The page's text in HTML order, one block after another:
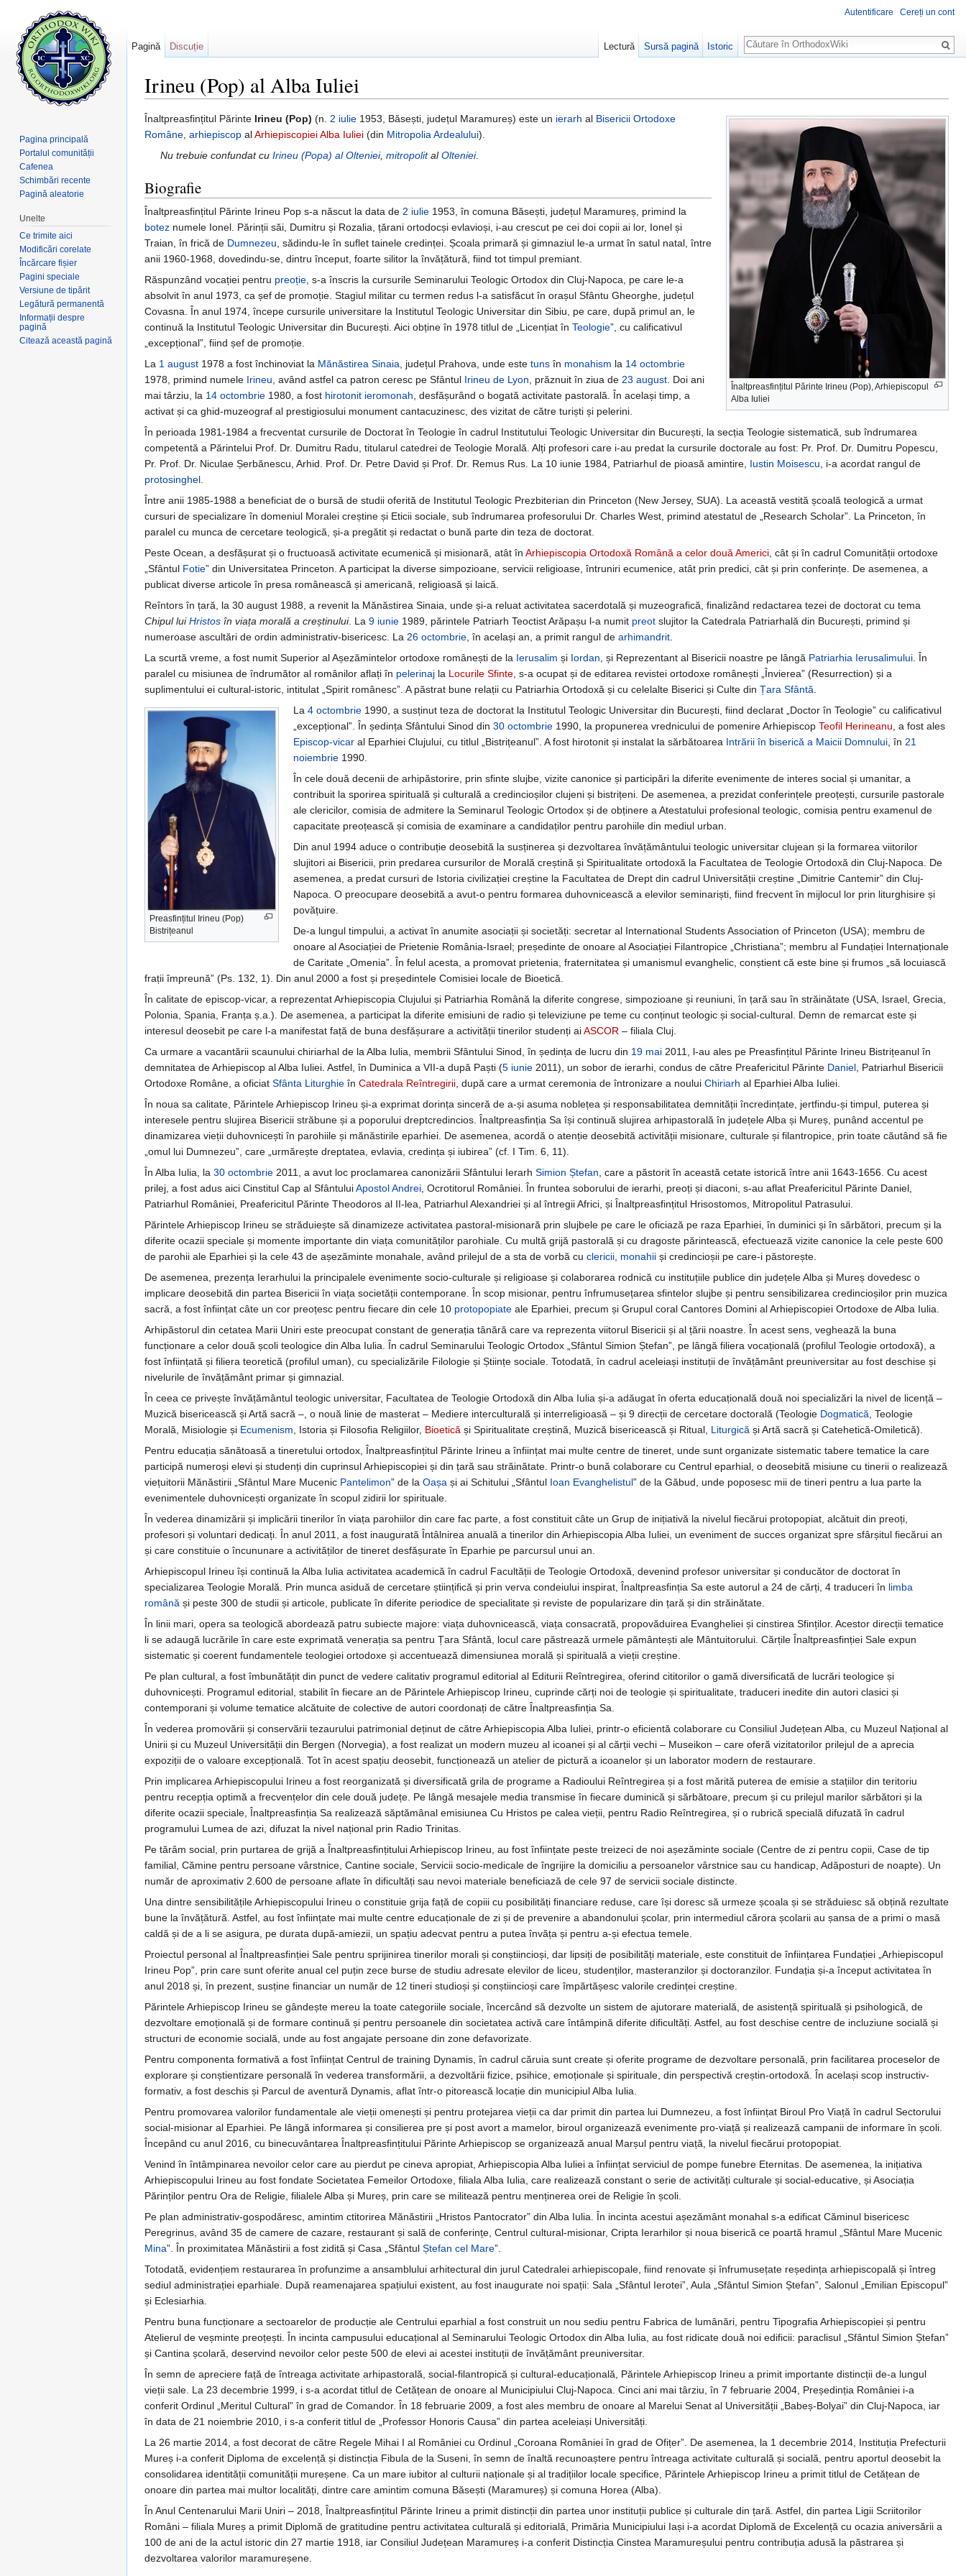
Irineu (Pop) al Alba Iuliei
Înaltpreasfințitul Părinte Irineu (Pop), Arhiepiscopul
Alba Iuliei
Înaltpreasfințitul Părinte Irineu (Pop) (n. 2 iulie 1953, Băsești, județul Maramureș) este un ierarh al Bisericii Ortodoxe
Române, arhiepiscop alArhiepiscopiei Alba Iuliei (din Mitropolia Ardealului).
Nu trebuie confundat cuIrineu (Popa) al Olteniei,mitropolitalOlteniei.
Biografie
Înaltpreasfințitul Părinte Irineu Pop s-a născut la data de 2 iulie 1953, în comuna Băsești, județul Maramureș, primind la
botez numele Ionel. Părinții săi, Dumitru și Rozalia, țărani ortodocși evlavioși, i-au crescut pe cei doi copii ai lor, Ionel și
Traian, în frică de Dumnezeu, sădindu-le în suflet tainele credinței. Școala primară și gimnaziul le-a urmat în satul natal, între
anii 1960-1968, dovedindu-se, dintru început, foarte silitor la învățătură, fiind tot timpul premiant.
Răspunzând vocației pentru preoție, s-a înscris la cursurile Seminarului Teologic Ortodox din Cluj-Napoca, pe care le-a
absolvit în anul 1973, ca șef de promoție. Stagiul militar cu termen redus l-a satisfăcut în orașul Sfântu Gheorghe, județul
Covasna. În anul 1974, începe cursurile universitare la Institutul Teologic Universitar din Sibiu, pe care, după primul an, le
continuă la Institutul Teologic Universitar din București. Aici obține în 1978 titlul de „Licențiat în Teologie”, cu calificativul
„excepțional”, fiind șef de promoție.
La 1 august 1978 a fost închinoviat la Mănăstirea Sinaia, județul Prahova, unde este tuns în monahism la 14 octombrie
1978, primind numele Irineu, având astfel ca patron ceresc pe Sfântul Irineu de Lyon, prăznuit în ziua de 23 august. Doi ani
mai târziu, la 14 octombrie 1980, a fost hirotonit ieromonah, desfășurând o bogată activitate pastorală. În același timp, a
activat și ca ghid-muzeograf al prestigiosului monument cantacuzinesc, des vizitat de către turiști și pelerini.
În perioada 1981-1984 a frecventat cursurile de Doctorat în Teologie în cadrul Institutului Teologic Universitar din București, la secția Teologie sistematică, sub îndrumarea
competentă a Părintelui Prof. Dr. Dumitru Radu, titularul catedrei de Teologie Morală. Alți profesori care i-au predat la cursurile doctorale au fost: Pr. Prof. Dr. Dumitru Popescu,
Pr. Prof. Dr. Niculae Șerbănescu, Arhid. Prof. Dr. Petre David și Prof. Dr. Remus Rus. La 10 iunie 1984, Patriarhul de pioasă amintire, Iustin Moisescu, i-a acordat rangul de
protosinghel.
Între anii 1985-1988 a beneficiat de o bursă de studii oferită de Institutul Teologic Prezbiterian din Princeton (New Jersey, SUA). La această vestită școală teologică a urmat
cursuri de specializare în domeniul Moralei creștine și Eticii sociale, sub îndrumarea profesorului Dr. Charles West, primind atestatul de „Research Scholar”. La Princeton, în
paralel cu munca de cercetare teologică, și-a pregătit și redactat o bună parte din teza de doctorat.
Peste Ocean, a desfășurat și o fructuoasă activitate ecumenică și misionară, atât în Arhiepiscopia Ortodoxă Română a celor două Americi, cât și în cadrul Comunității ortodoxe
„Sfântul Fotie” din Universitatea Princeton. A participat la diverse simpozioane, servicii religioase, întruniri ecumenice, atât prin predici, cât și prin conferințe. De asemenea, a
publicat diverse articole în presa românească și americană, religioasă și laică.
Reîntors în țară, la 30 august 1988, a revenit la Mănăstirea Sinaia, unde și-a reluat activitatea sacerdotală și muzeografică, finalizând redactarea tezei de doctorat cu tema
Chipul luiHristos în viața morală a creștinului. La 9 iunie 1989, părintele Patriarh Teoctist Arăpașu l-a numit preot slujitor la Catedrala Patriarhală din București, primind și
numeroase ascultări de ordin administrativ-bisericesc. La 26 octombrie, în același an, a primit rangul de arhimandrit.
La scurtă vreme, a fost numit Superior al Așezămintelor ortodoxe românești de la Ierusalim și Iordan, și Reprezentant al Bisericii noastre pe lângă Patriarhia Ierusalimului. În
paralel cu misiunea de îndrumător al românilor aflați în pelerinaj la Locurile Sfinte, s-a ocupat și de editarea revistei ortodoxe românești „Învierea” (Resurrection) și a
suplimentului ei cultural-istoric, intitulat „Spirit românesc”. A păstrat bune relații cu Patriarhia Ortodoxă și cu celelalte Biserici și Culte din Țara Sfântă.
Preasfințitul Irineu (Pop)
Bistrițeanul
La 4 octombrie1990, a susținut teza de doctorat la Institutul Teologic Universitar din București, fiind declarat „Doctor în Teologie” cu calificativul
„excepțional”. În ședința Sfântului Sinod din 30 octombrie1990, la propunerea vrednicului de pomenire Arhiepiscop Teofil Herineanu, a fost ales
Episcop-vicaral Eparhiei Clujului, cu titlul „Bistrițeanul”. A fost hirotonit și instalat la sărbătoarea Intrării în biserică a Maicii Domnului, în 21
noiembrie1990.
În cele două decenii de arhipăstorire, prin sfinte slujbe, vizite canonice și participări la diferite evenimente de interes social și umanitar, a
contribuit la sporirea spirituală și culturală a credincioșilor clujeni și bistrițeni. De asemenea, a prezidat conferințele preoțești, cursurile pastorale
ale clericilor, comisia de admitere la Seminarul Teologic Ortodox și de obținere a Atestatului profesional teologic, comisia pentru examenul de
capacitate preoțească și comisia de examinare a candidaților pentru parohiile din mediul urban.
Din anul 1994 aduce o contribuție deosebită la susținerea și dezvoltarea învățământului teologic universitar clujean și la formarea viitorilor
slujitori ai Bisericii, prin predarea cursurilor de Morală creștină și Spiritualitate ortodoxă la Facultatea de Teologie Ortodoxă din Cluj-Napoca. De
asemenea, a predat cursuri de Istoria civilizației creștine la Facultatea de Drept din cadrul Universității creștine „Dimitrie Cantemir” din Cluj-
Napoca. O preocupare deosebită a avut-o pentru formarea duhovnicească a elevilor seminariști, fiind frecvent în mijlocul lor prin liturghisire și
povățuire.
De-a lungul timpului, a activat în anumite asociații și societăți: secretar al International Students Association of Princeton (USA); membru de
onoare al Asociației de Prietenie România-Israel; președinte de onoare al Asociației Filantropice „Christiana”; membru al Fundației Internaționale
de Caritate „Omenia”. În felul acesta, a promovat prietenia, fraternitatea și umanismul evanghelic, conștient că este bine și frumos „să locuiască
frații împreună” (Ps. 132, 1). Din anul 2000 a fost și președintele Comisiei locale de Bioetică.
În calitate de episcop-vicar, a reprezentat Arhiepiscopia Clujului și Patriarhia Română la diferite congrese, simpozioane și reuniuni, în țară sau în străinătate (USA, Israel, Grecia,
Polonia, Spania, Franța ș.a.). De asemenea, a participat la diferite emisiuni de radio și televiziune pe teme cu conținut teologic și social-cultural. Demn de remarcat este și
interesul deosebit pe care l-a manifestat față de buna desfășurare a activității tinerilor studenți aiASCOR – filiala Cluj.
Ca urmare a vacantării scaunului chiriarhal de la Alba Iulia, membrii Sfântului Sinod, în ședința de lucru din 19 mai 2011, l-au ales pe Preasfințitul Părinte Irineu Bistrițeanul în
demnitatea de Arhiepiscop al Alba Iuliei. Astfel, în Duminica a VII-a după Paști (5 iunie 2011), un sobor de ierarhi, condus de către Preafericitul Părinte Daniel, Patriarhul Bisericii
Ortodoxe Române, a oficiat Sfânta Liturghie în Catedrala Reîntregirii, după care a urmat ceremonia de întronizare a noului Chiriarh al Eparhiei Alba Iuliei.
În noua sa calitate, Părintele Arhiepiscop Irineu și-a exprimat dorința sinceră de a-și asuma noblețea și responsabilitatea demnității încredințate, jertfindu-și timpul, puterea și
interesele pentru slujirea Bisericii străbune și a poporului dreptcredincios. Înaltpreasfinția Sa își continuă slujirea arhipastorală în județele Alba și Mureș, punând accentul pe
dinamizarea vieții duhovnicești în parohiile și mănăstirile eparhiei. De asemenea, acordă o atenție deosebită activității misionare, culturale și filantropice, prin toate căutând să fie
„omul lui Dumnezeu”, care „urmărește dreptatea, evlavia, credința și iubirea” (cf. I Tim. 6, 11).
În Alba Iulia, la 30 octombrie 2011, a avut loc proclamarea canonizării Sfântului Ierarh Simion Ștefan, care a păstorit în această cetate istorică între anii 1643-1656. Cu acest
prilej, a fost adus aici Cinstitul Cap al SfântuluiApostol Andrei, Ocrotitorul României. În fruntea soborului de ierarhi, preoți și diaconi, s-au aflat Preafericitul Părinte Daniel,
Patriarhul României, Preafericitul Părinte Theodoros al II-lea, Patriarhul Alexandriei și al întregii Africi, și Înaltpreasfințitul Hrisostomos, Mitropolitul Patrasului.
Părintele Arhiepiscop Irineu se străduiește să dinamizeze activitatea pastoral-misionară prin slujbele pe care le oficiază pe raza Eparhiei, în duminici și în sărbători, precum și la
diferite ocazii speciale și momente importante din viața comunităților parohiale. Cu multă grijă pastorală și cu dragoste părintească, efectuează vizite canonice la cele peste 600
de parohii ale Eparhiei și la cele 43 de așezăminte monahale, având prilejul de a sta de vorbă cu clericii, monahii și credincioșii pe care-i păstorește.
De asemenea, prezența Ierarhului la principalele evenimente socio-culturale și religioase și colaborarea rodnică cu instituțiile publice din județele Alba și Mureș dovedesc o
implicare deosebită din partea Bisericii în viața societății contemporane. În scop misionar, pentru înfrumusețarea sfintelor slujbe și pentru sensibilizarea credincioșilor prin muzica
sacră, a fost înființat câte un cor preoțesc pentru fiecare din cele 10 protopopiate ale Eparhiei, precum și Grupul coral Cantores Domini al Arhiepiscopiei Ortodoxe de Alba Iulia.
Arhipăstorul din cetatea Marii Uniri este preocupat constant de generația tânără care va reprezenta viitorul Bisericii și al țării noastre. În acest sens, veghează la buna
funcționare a celor două școli teologice din Alba Iulia. În cadrul Seminarului Teologic Ortodox „Sfântul Simion Ștefan”, pe lângă filiera vocațională (profilul Teologie ortodoxă), a
fost înființată și filiera teoretică (profilul uman), cu specializările Filologie și Științe sociale. Totodată, în cadrul aceleiași instituții de învățământ preuniversitar au fost deschise și
nivelurile de învățământ primar și gimnazial.
În ceea ce privește învățământul teologic universitar, Facultatea de Teologie Ortodoxă din Alba Iulia și-a adăugat în oferta educațională două noi specializări la nivel de licență –
Muzică bisericească și Artă sacră –, o nouă linie de masterat – Mediere interculturală și interreligioasă – și 9 direcții de cercetare doctorală (Teologie Dogmatică, Teologie
Morală, Misiologie și Ecumenism, Istoria și Filosofia Religiilor, Bioetică și Spiritualitate creștină, Muzică bisericească și Ritual, Liturgică și Artă sacră și Catehetică-Omiletică).
Pentru educația sănătoasă a tineretului ortodox, Înaltpreasfințitul Părinte Irineu a înființat mai multe centre de tineret, unde sunt organizate sistematic tabere tematice la care
participă numeroși elevi și studenți din cuprinsul Arhiepiscopiei și din țară sau străinătate. Printr-o bună colaborare cu Centrul eparhial, o deosebită misiune cu tinerii o realizează
viețuitorii Mănăstirii „Sfântul Mare Mucenic Pantelimon” de la Oașa și ai Schitului „Sfântul Ioan Evanghelistul” de la Găbud, unde poposesc mii de tineri pentru a lua parte la
evenimentele duhovnicești organizate în scopul zidirii lor spirituale.
În vederea dinamizării și implicării tinerilor în viața parohiilor din care fac parte, a fost constituit câte un Grup de inițiativă la nivelul fiecărui protopopiat, alcătuit din preoți,
profesori și voluntari dedicați. În anul 2011, a fost inaugurată Întâlnirea anuală a tinerilor din Arhiepiscopia Alba Iuliei, un eveniment de succes organizat spre sfârșitul fiecărui an
și care constituie o încununare a activităților de tineret desfășurate în Eparhie pe parcursul unui an.
Arhiepiscopul Irineu își continuă la Alba Iulia activitatea academică în cadrul Facultății de Teologie Ortodoxă, devenind profesor universitar și conducător de doctorat în
specializarea Teologie Morală. Prin munca asiduă de cercetare științifică și prin verva condeiului inspirat, Înaltpreasfinția Sa este autorul a 24 de cărți, 4 traduceri în limba
română și peste 300 de studii și articole, publicate în diferite periodice de specialitate și reviste de popularizare din țară și din străinătate.
În linii mari, opera sa teologică abordează patru subiecte majore: viața duhovnicească, viața consacrată, propovăduirea Evangheliei și cinstirea Sfinților. Acestor direcții tematice
li se adaugă lucrările în care este exprimată venerația sa pentru Țara Sfântă, locul care păstrează urmele pământești ale Mântuitorului. Cărțile Înaltpreasfinției Sale expun
sistematic și coerent fundamentele teologiei ortodoxe și accentuează dimensiunea morală și spirituală a vieții creștine.
Pe plan cultural, a fost îmbunătățit din punct de vedere calitativ programul editorial al Editurii Reîntregirea, oferind cititorilor o gamă diversificată de lucrări teologice și
duhovnicești. Programul editorial, stabilit în fiecare an de Părintele Arhiepiscop Irineu, cuprinde cărți noi de teologie și spiritualitate, traduceri inedite din autori clasici și
contemporani și volume tematice alcătuite de colective de autori coordonați de către Înaltpreasfinția Sa.
În vederea promovării și conservării tezaurului patrimonial deținut de către Arhiepiscopia Alba Iuliei, printr-o eficientă colaborare cu Consiliul Județean Alba, cu Muzeul Național al
Unirii și cu Muzeul Universității din Bergen (Norvegia), a fost realizat un modern muzeu al icoanei și al cărții vechi – Museikon – care oferă vizitatorilor prilejul de a aprecia
expoziții de o valoare excepțională. Tot în acest spațiu deosebit, funcționează un atelier de pictură a icoanelor și un laborator modern de restaurare.
Prin implicarea Arhiepiscopului Irineu a fost reorganizată și diversificată grila de programe a Radioului Reîntregirea și a fost mărită puterea de emisie a stațiilor din teritoriu
pentru recepția optimă a frecvențelor din cele două județe. Pe lângă mesajele media transmise în fiecare duminică și sărbătoare, precum și cu prilejul marilor sărbători și la
diferite ocazii speciale, Înaltpreasfinția Sa realizează săptămânal emisiunea Cu Hristos pe calea vieții, pentru Radio Reîntregirea, și o rubrică specială difuzată în cadrul
programului Lumea de azi, difuzat la nivel național prin Radio Trinitas.
Pe tărâm social, prin purtarea de grijă a Înaltpreasfințitului Arhiepiscop Irineu, au fost înființate peste treizeci de noi așezăminte sociale (Centre de zi pentru copii, Case de tip
familial, Cămine pentru persoane vârstnice, Cantine sociale, Servicii socio-medicale de îngrijire la domiciliu a persoanelor vârstnice sau cu handicap, Adăposturi de noapte). Un
număr de aproximativ 2.600 de persoane aflate în dificultăți sau nevoi materiale beneficiază de cele 97 de servicii sociale distincte.
Una dintre sensibilitățile Arhiepiscopului Irineu o constituie grija față de copiii cu posibilități financiare reduse, care își doresc să urmeze școala și se străduiesc să obțină rezultate
bune la învățătură. Astfel, au fost înființate mai multe centre educaționale de zi și de prevenire a abandonului școlar, prin intermediul cărora școlarii au șansa de a primi o masă
caldă și de a li se asigura, pe durata după-amiezii, un spațiu adecvat pentru a putea învăța și pentru a-și efectua temele.
Proiectul personal al Înaltpreasfinției Sale pentru sprijinirea tinerilor morali și conștiincioși, dar lipsiți de posibilități materiale, este constituit de înființarea Fundației „Arhiepiscopul
Irineu Pop”, prin care sunt oferite anual cel puțin zece burse de studiu adresate elevilor de liceu, studenților, masteranzilor și doctoranzilor. Fundația și-a început activitatea în
anul 2018 și, în prezent, susține financiar un număr de 12 tineri studioși și conștiincioși care împărtășesc valorile credinței creștine.
Părintele Arhiepiscop Irineu se gândește mereu la toate categoriile sociale, încercând să dezvolte un sistem de ajutorare materială, de asistență spirituală și psihologică, de
dezvoltare emoțională și de formare continuă și pentru persoanele din societatea activă care întâmpină diferite dificultăți. Astfel, au fost deschise centre de incluziune socială și
structuri de economie socială, unde au fost angajate persoane din zone defavorizate.
Pentru componenta formativă a fost înființat Centrul de training Dynamis, în cadrul căruia sunt create și oferite programe de dezvoltare personală, prin facilitarea proceselor de
explorare și conștientizare personală în vederea transformării, a dezvoltării fizice, psihice, emoționale și spirituale, din perspectivă creștin-ortodoxă. În același scop instructiv-
formativ, a fost deschis și Parcul de aventură Dynamis, aflat într-o pitorească locație din municipiul Alba Iulia.
Pentru promovarea valorilor fundamentale ale vieții omenești și pentru protejarea vieții ca dar primit din partea lui Dumnezeu, a fost înființat Biroul Pro Viață în cadrul Sectorului
social-misionar al Eparhiei. Pe lângă informarea și consilierea pre și post avort a mamelor, biroul organizează evenimente pro-viață și realizează campanii de informare în școli.
Începând cu anul 2016, cu binecuvântarea Înaltpreasfințitului Părinte Arhiepiscop se organizează anual Marșul pentru viață, la nivelul fiecărui protopopiat.
Venind în întâmpinarea nevoilor celor care au pierdut pe cineva apropiat, Arhiepiscopia Alba Iuliei a înființat serviciul de pompe funebre Eternitas. De asemenea, la inițiativa
Arhiepiscopului Irineu au fost fondate Societatea Femeilor Ortodoxe, filiala Alba Iulia, care realizează constant o serie de activități culturale și social-educative, și Asociația
Părinților pentru Ora de Religie, filialele Alba și Mureș, prin care se militează pentru menținerea orei de Religie în școli.
Pe plan administrativ-gospodăresc, amintim ctitorirea Mănăstirii „Hristos Pantocrator” din Alba Iulia. În incinta acestui așezământ monahal s-a edificat Căminul bisericesc
Peregrinus, având 35 de camere de cazare, restaurant și sală de conferințe, Centrul cultural-misionar, Cripta Ierarhilor și noua biserică ce poartă hramul „Sfântul Mare Mucenic
Mina”. În proximitatea Mănăstirii a fost zidită și Casa „Sfântul Ștefan cel Mare”.
Totodată, evidențiem restaurarea în profunzime a ansamblului arhitectural din jurul Catedralei arhiepiscopale, fiind renovate și înfrumusețate reședința arhiepiscopală și întreg
sediul administrației eparhiale. După reamenajarea spațiului existent, au fost inaugurate noi spații: Sala „Sfântul Ierotei”, Aula „Sfântul Simion Ștefan”, Salonul „Emilian Episcopul”
și Eclesiarhia.
Pentru buna funcționare a sectoarelor de producție ale Centrului eparhial a fost construit un nou sediu pentru Fabrica de lumânări, pentru Tipografia Arhiepiscopiei și pentru
Atelierul de veșminte preoțești. În incinta campusului educațional al Seminarului Teologic Ortodox din Alba Iulia, au fost ridicate două noi edificii: paraclisul „Sfântul Simion Ștefan”
și Cantina școlară, deservind nevoilor celor peste 500 de elevi ai acestei instituții de învățământ preuniversitar.
În semn de apreciere față de întreaga activitate arhipastorală, social-filantropică și cultural-educațională, Părintele Arhiepiscop Irineu a primit importante distincții de-a lungul
vieții sale. La 23 decembrie 1999, i s-a acordat titlul de Cetățean de onoare al Municipiului Cluj-Napoca. Cinci ani mai târziu, în 7 februarie 2004, Președinția României i-a
conferit Ordinul „Meritul Cultural” în grad de Comandor. În 18 februarie 2009, a fost ales membru de onoare al Marelui Senat al Universității „Babeș-Bolyai” din Cluj-Napoca, iar
în data de 21 noiembrie 2010, i s-a conferit titlul de „Professor Honoris Causa” din partea aceleiași Universități.
La 26 martie 2014, a fost decorat de către Regele Mihai I al României cu Ordinul „Coroana României în grad de Ofițer”. De asemenea, la 1 decembrie 2014, Instituția Prefecturii
Mureș i-a conferit Diploma de excelență și distincția Fibula de la Suseni, în semn de înaltă recunoaștere pentru întreaga activitate culturală și socială, pentru aportul deosebit la
consolidarea identității comunității mureșene. Ca un mare iubitor al culturii naționale și al tradițiilor locale specifice, Părintele Arhiepiscop Irineu a primit titlul de Cetățean de
onoare din partea mai multor localități, dintre care amintim comuna Băsești (Maramureș) și comuna Horea (Alba).
În Anul Centenarului Marii Uniri – 2018, Înaltpreasfințitul Părinte Irineu a primit distincții din partea unor instituții publice și culturale din țară. Astfel, din partea Ligii Scriitorilor
Români – filiala Mureș a primit Diplomă de gratitudine pentru activitatea culturală și editorială, Primăria Municipiului Iași i-a acordat Diplomă de Excelență cu ocazia aniversării a
100 de ani de la actul istoric din 27 martie 1918, iar Consiliul Județean Maramureș i-a conferit Distincția Cinstea Maramureșului pentru contribuția adusă la păstrarea și
dezvoltarea valorilor maramureșene.
Autentificare Cereți un cont
Pagină Discuție Lectură Sursă pagină Istoric
Căutare
Pagina principală
Portalul comunității
Cafenea
Schimbări recente
Pagină aleatorie
Unelte
Ce trimite aici
Modificări corelate
Încărcare fișier
Pagini speciale
Versiune de tipărit
Legătură permanentă
Informații despre
pagină
Citează această pagină